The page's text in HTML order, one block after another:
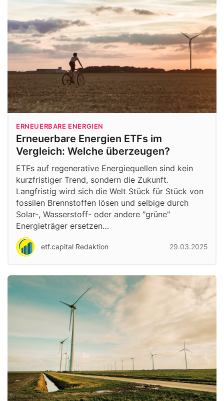
ERNEUERBARE ENERGIEN
Erneuerbare Energien ETFs im
Vergleich: Welche überzeugen?
ETFs auf regenerative Energiequellen sind kein
kurzfristiger Trend, sondern die Zukunft.
Langfristig wird sich die Welt Stück für Stück von
fossilen Brennstoffen lösen und selbige durch
Solar-, Wasserstoff- oder andere "grüne"
Energieträger ersetzen…
etf.capital Redaktion 29.03.2025